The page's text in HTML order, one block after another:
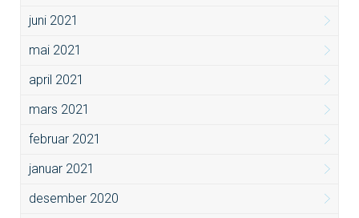
juni 2021
mai 2021
april 2021
mars 2021
februar 2021
januar 2021
desember 2020